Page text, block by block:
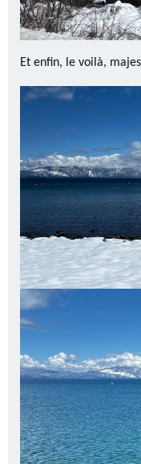
Et enfin, le voilà,